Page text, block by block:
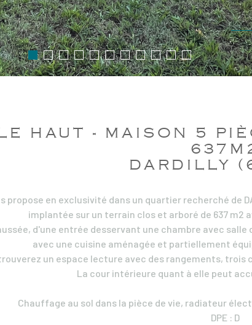
HAUT - MAISON 5
DARDILLY
propose en exclusivité dans un quartier recherché de
implantée sur un terrain clos et arboré de 637 m2
d'une entrée desservant une chambre avec salle
avec une cuisine aménagée et partiellement
un espace lecture avec des rangements, trois
La cour intérieure quant à elle peut
Chauffage au sol dans la pièce de vie, radiateur
DPE : D